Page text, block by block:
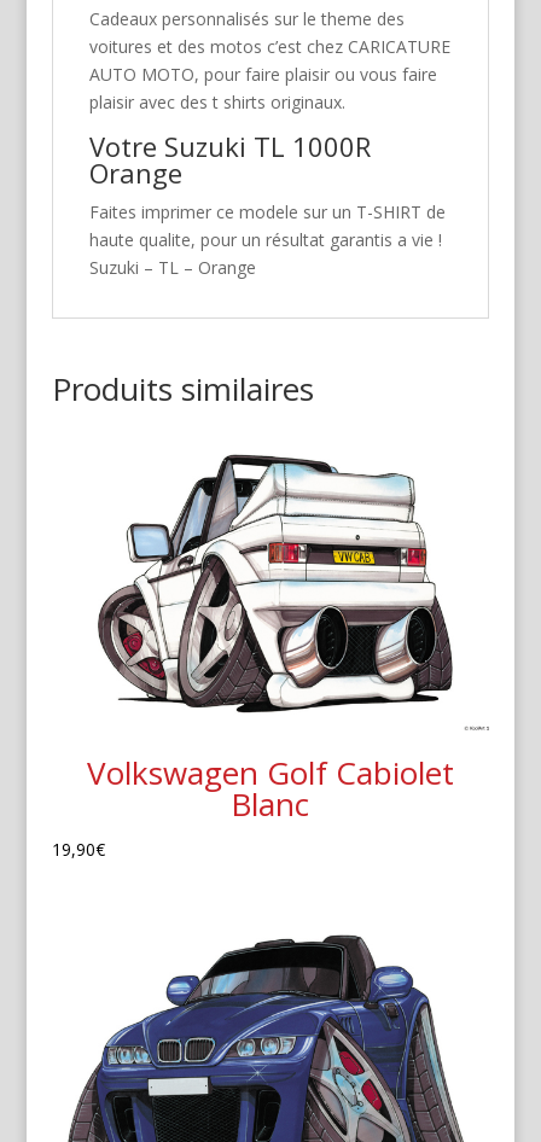
Cadeaux personnalisés sur le theme des
voitures et des motos c’est chez CARICATURE
AUTO MOTO, pour faire plaisir ou vous faire
plaisir avec des t shirts originaux.
Votre Suzuki TL 1000R
Orange
Faites imprimer ce modele sur un T-SHIRT de
haute qualite, pour un résultat garantis a vie !
Suzuki – TL – Orange
Produits similaires
Volkswagen Golf Cabiolet
Blanc
19,90€